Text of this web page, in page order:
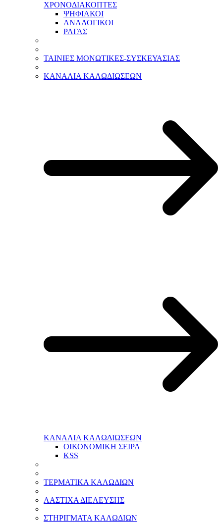
ΧΡΟΝΟΔΙΑΚΟΠΤΕΣ
ΨΗΦΙΑΚΟΙ
ΑΝΑΛΟΓΙΚΟΙ
ΡΑΓΑΣ
ΤΑΙΝΙΕΣ ΜΟΝΩΤΙΚΕΣ-ΣΥΣΚΕΥΑΣΙΑΣ
ΚΑΝΑΛΙΑ ΚΑΛΩΔΙΩΣΕΩΝ
ΚΑΝΑΛΙΑ ΚΑΛΩΔΙΩΣΕΩΝ
ΟΙΚΟΝΟΜΙΚΗ ΣΕΙΡΑ
KSS
ΤΕΡΜΑΤΙΚΑ ΚΑΛΩΔΙΩΝ
ΛΑΣΤΙΧΑ ΔΙΕΛΕΥΣΗΣ
ΣΤΗΡΙΓΜΑΤΑ ΚΑΛΩΔΙΩΝ